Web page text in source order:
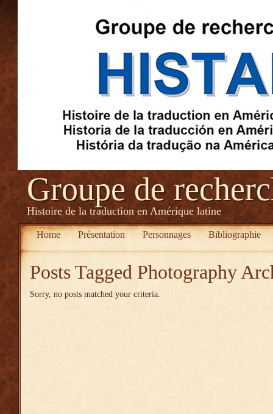
Groupe de
Histoire de la traduction en Amérique latine
Home Présentation Personnages Bibliographie
Posts Tagged Photography
Sorry, no posts matched your criteria.